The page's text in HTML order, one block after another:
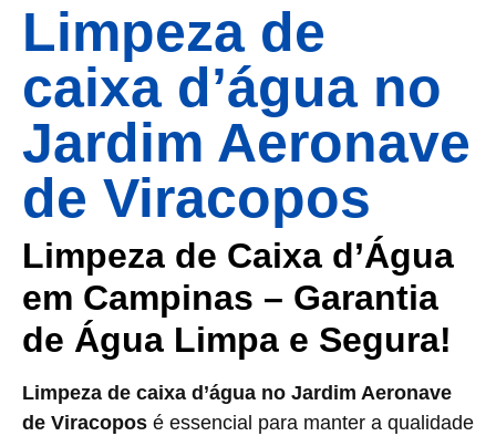
Limpeza de
caixa d’água no
Jardim Aeronave
de Viracopos
Limpeza de Caixa d’Água
em Campinas – Garantia
de Água Limpa e Segura!
Limpeza de caixa d’água no Jardim Aeronave
de Viracopos é essencial para manter a qualidade